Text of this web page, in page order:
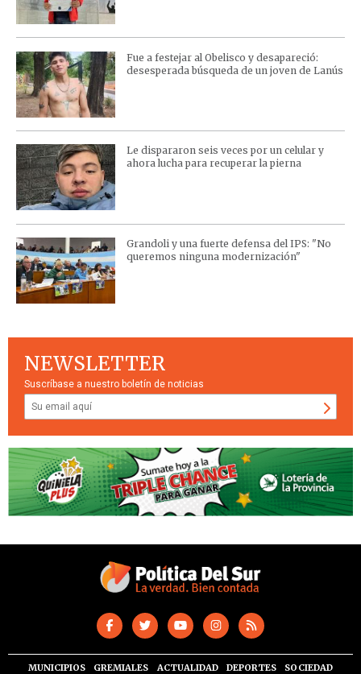
Fue a festejar al Obelisco y desapareció:
desesperada búsqueda de un joven de Lanús
Le dispararon seis veces por un celular y
ahora lucha para recuperar la pierna
Grandoli y una fuerte defensa del IPS: "No
queremos ninguna modernización"
NEWSLETTER
Suscríbase a nuestro boletín de noticias
MUNICIPIOS GREMIALES ACTUALIDAD DEPORTES SOCIEDAD